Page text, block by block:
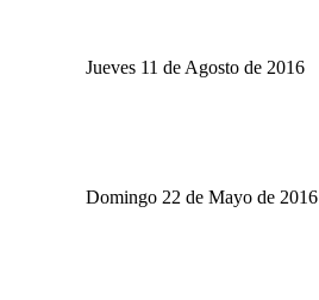
Jueves 11 de Agosto de 2016
Domingo 22 de Mayo de 2016